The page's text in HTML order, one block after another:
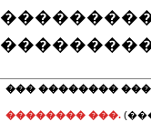
��� ��������
�������� ���.